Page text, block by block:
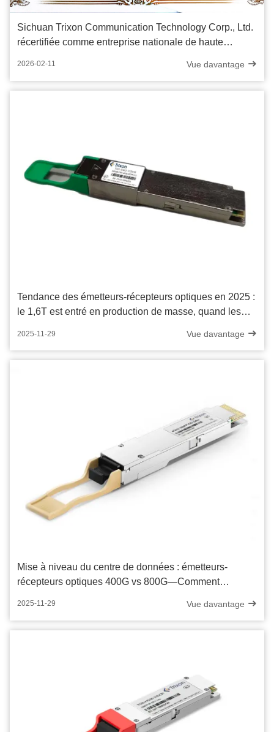
Sichuan Trixon Communication Technology Corp., Ltd.
récertifiée comme entreprise nationale de haute
2026-02-11 Vue davantage
Tendance des émetteurs-récepteurs optiques en 2025 :
le 1,6T est entré en production de masse, quand les
2025-11-29 Vue davantage
Mise à niveau du centre de données : émetteurs-
récepteurs optiques 400G vs 800G—Comment
2025-11-29 Vue davantage